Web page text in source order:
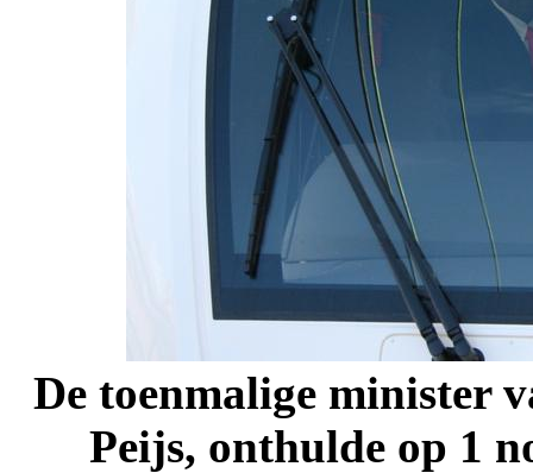
De toenmalige minister
Peijs, onthulde op 1